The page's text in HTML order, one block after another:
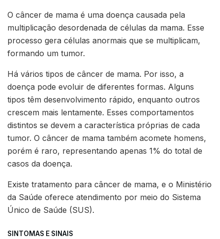
O câncer de mama é uma doença causada pela
multiplicação desordenada de células da mama. Esse
processo gera células anormais que se multiplicam,
formando um tumor.
Há vários tipos de câncer de mama. Por isso, a
doença pode evoluir de diferentes formas. Alguns
tipos têm desenvolvimento rápido, enquanto outros
crescem mais lentamente. Esses comportamentos
distintos se devem a característica próprias de cada
tumor. O câncer de mama também acomete homens,
porém é raro, representando apenas 1% do total de
casos da doença.
Existe tratamento para câncer de mama, e o Ministério
da Saúde oferece atendimento por meio do Sistema
Único de Saúde (SUS).
SINTOMAS E SINAIS